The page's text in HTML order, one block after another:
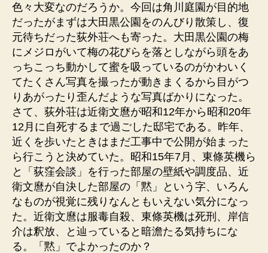
色々大変なのだろうか。今回は角川庭園が目的地
だったがまずは大田黒公園をのんびり散策し、復
元待ちだった荻外荘へも寄った。大田黒公園の梅
にメジロがいて梅の花びらを落としながら頭をあ
っちこっち動かして蜜を吸っているのがかわいく
てたくさん写真を撮ったが動きまくるから目がつ
りあがったり歪んだような写真ばかりになった。
さて、荻外荘は近衛文麿が昭和12年から昭和20年
12月に自死するまで過ごした邸宅である。昨年、
近くを歩いたときはまだ工事中で公開が始まった
ら行こうと決めていた。昭和15年7月、東條英機ら
と「荻窪会談」を行った部屋の壁紙や調度品、近
衛文麿が自決した部屋の「黙」という字、いろん
なものが視覚に残りなんともいえない気分になっ
た。近衛文麿は服毒自殺、東條英機は死刑、岸信
介は釈放、と辿っていると暗澹たる気持ちにな
る。「黙」でよかったのか？